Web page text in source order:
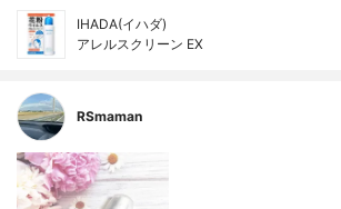
IHADA(イハダ)
アレルスクリーン EX
RSmaman